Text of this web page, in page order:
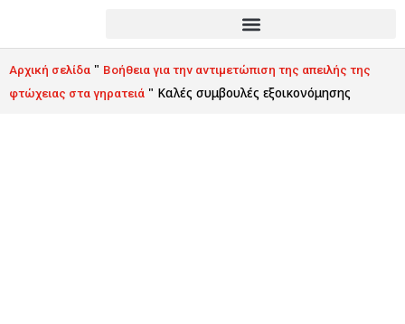
Αρχική σελίδα " Βοήθεια για την αντιμετώπιση της απειλής της
φτώχειας στα γηρατειά " Καλές συμβουλές εξοικονόμησης